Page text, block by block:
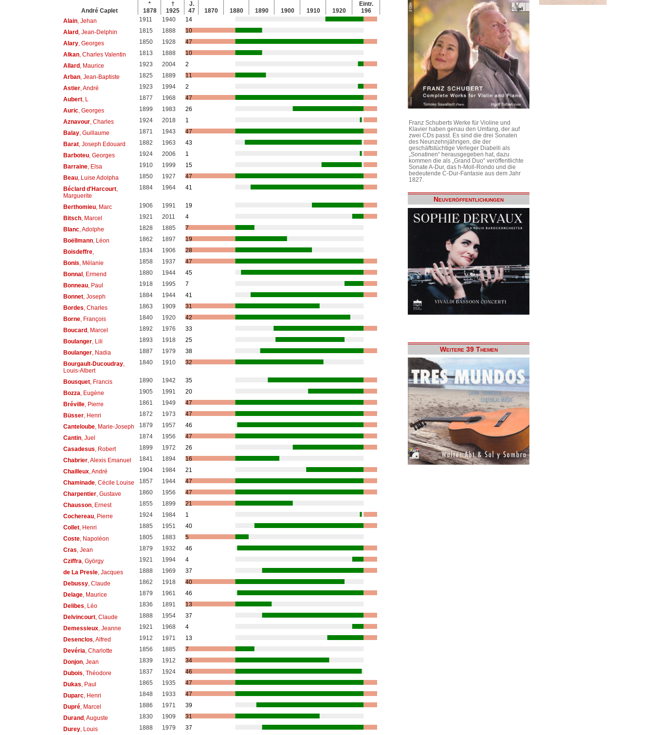
André Caplet
*
1878
†
1925
J.
47
1870 1880 1890 1900 1910 1920
Eintr.
196
Alain, Jehan 1911 1940
14
Alard, Jean-Delphin 1815 1888
10
Alary, Georges 1850 1928
47
Alkan, Charles Valentin 1813 1888
10
Allard, Maurice 1923 2004
2
Arban, Jean-Baptiste 1825 1889
11
Astier, André 1923 1994
2
Aubert, L 1877 1968
47
Auric, Georges 1899 1983
26
Aznavour, Charles 1924 2018
1
Balay, Guillaume 1871 1943
47
Barat, Joseph Edouard 1882 1963
43
Barboteu, Georges 1924 2006
1
Barraine, Elsa 1910 1999
15
Beau, Luise Adolpha 1850 1927
47
Béclard d'Harcourt,
Marguerite
1884 1964 41
Berthomieu, Marc 1906 1991
19
Bitsch, Marcel 1921 2011
4
Blanc, Adolphe 1828 1885
7
Boëllmann, Léon 1862 1897
19
Boisdeffre, 1834 1906
28
Bonis , Mélanie 1858 1937
47
Bonnal, Ermend 1880 1944
45
Bonneau, Paul 1918 1995
7
Bonnet, Joseph 1884 1944
41
Bordes , Charles 1863 1909
31
Borne, François 1840 1920
42
Boucard, Marcel 1892 1976
33
Boulanger, Lili 1893 1918
25
Boulanger, Nadia 1887 1979
38
Bourgault-Ducoudray,
Louis-Albert
1840 1910 32
Bousquet, Francis 1890 1942
35
Bozza , Eugène 1905 1991
20
Bréville, Pierre 1861 1949
47
Büsser, Henri 1872 1973
47
Canteloube, Marie-Joseph 1879 1957
46
Cantin, Juel 1874 1956
47
Casadesus , Robert 1899 1972
26
Chabrier, Alexis Emanuel 1841 1894
16
Chailleux, André 1904 1984
21
Chaminade, Cécile Louise 1857 1944
47
Charpentier, Gustave 1860 1956
47
Chausson, Ernest 1855 1899
21
Cochereau, Pierre 1924 1984
1
Collet, Henri 1885 1951
40
Coste, Napoléon 1805 1883
5
Cras , Jean 1879 1932
46
Cziffra , György 1921 1994
4
de La Presle, Jacques 1888 1969
37
Debussy, Claude 1862 1918
40
Delage, Maurice 1879 1961
46
Delibes , Léo 1836 1891
13
Delvincourt, Claude 1888 1954
37
Demessieux, Jeanne 1921 1968
4
Desenclos , Alfred 1912 1971
13
Devéria , Charlotte 1856 1885
7
Donjon, Jean 1839 1912
34
Dubois , Théodore 1837 1924
46
Dukas , Paul 1865 1935
47
Duparc, Henri 1848 1933
47
Dupré, Marcel 1886 1971
39
Durand, Auguste 1830 1909
31
Durey, Louis 1888 1979
37
Franz Schuberts Werke für Violine und
Klavier haben genau den Umfang, der auf
zwei CDs passt. Es sind die drei Sonaten
des Neunzehnjährigen, die der
geschäftstüchtige Verleger Diabelli als
„Sonatinen“ herausgegeben hat, dazu
kommen die als „Grand Duo“ veröffentlichte
Sonate A-Dur, das h-Moll-Rondo und die
bedeutende C-Dur-Fantasie aus dem Jahr
1827.
Neuveröffentlichungen
Weitere 39 Themen